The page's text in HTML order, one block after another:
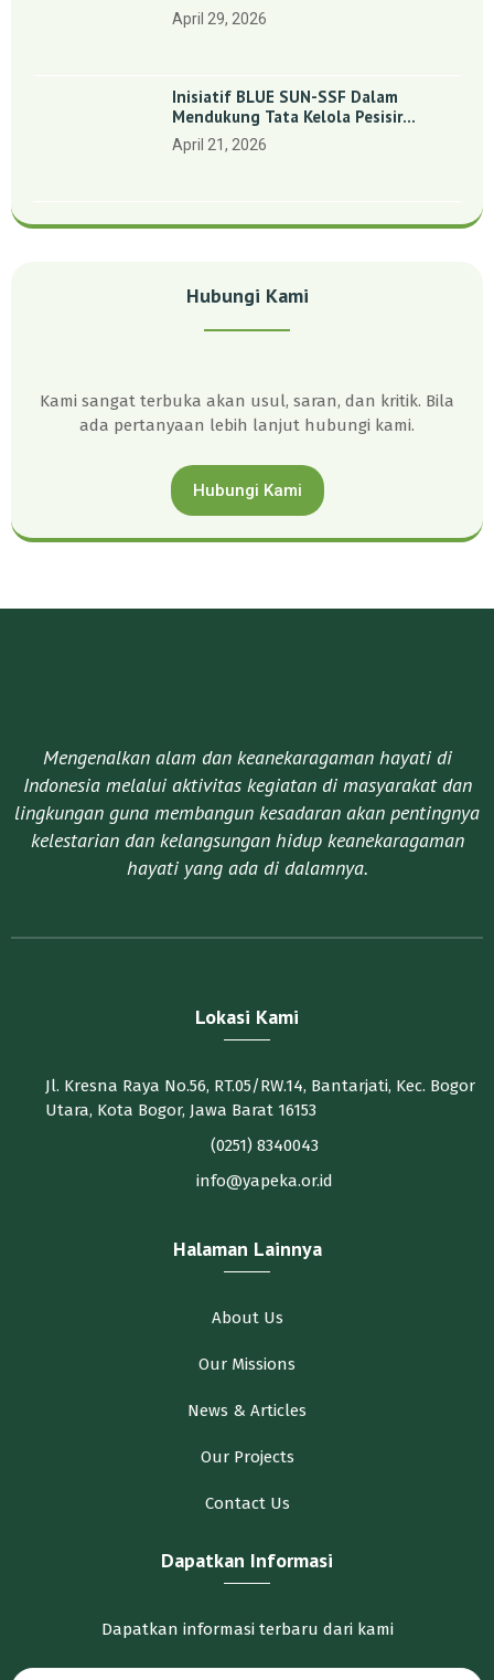
Indonesia’: Perkuat Dasar Ilmiah Dan
Kolaborasi Konservasi
April 29, 2026
Inisiatif BLUE SUN-SSF Dalam
Mendukung Tata Kelola Pesisir
Melalui Pemetaan Partisipatif Di
Enam Desa Kepulauan Riau
April 21, 2026
Hubungi Kami
Kami sangat terbuka akan usul, saran, dan kritik. Bila
ada pertanyaan lebih lanjut hubungi kami.
Hubungi Kami
Mengenalkan alam dan keanekaragaman hayati di
Indonesia melalui aktivitas kegiatan di masyarakat dan
lingkungan guna membangun kesadaran akan pentingnya
kelestarian dan kelangsungan hidup keanekaragaman
hayati yang ada di dalamnya.​
Lokasi Kami
Jl. Kresna Raya No.56, RT.05/RW.14, Bantarjati, Kec. Bogor
Utara, Kota Bogor, Jawa Barat 16153
(0251) 8340043
info@yapeka.or.id
Halaman Lainnya
About Us
Our Missions
News & Articles
Our Projects
Contact Us
Dapatkan Informasi
Dapatkan informasi terbaru dari kami